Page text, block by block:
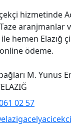
hizmetinde
aranjmanlar
hemen Elazığ
ödeme.
M. Yunus
02 57